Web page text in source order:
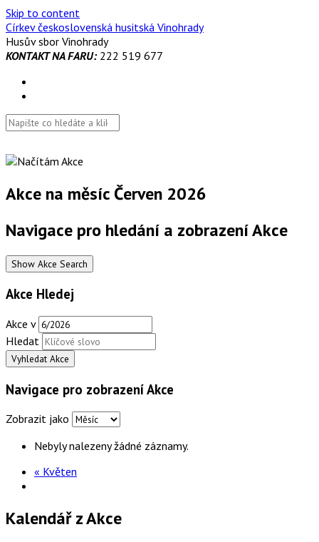
Skip to content
Církev československá husitská Vinohrady
Husův sbor Vinohrady
KONTAKT NA FARU:222 519 677
Akce na měsíc Červen 2026
Navigace pro hledání a zobrazení Akce
Show Akce Search
Akce Hledej
Akce v
Hledat
Navigace pro zobrazení Akce
Zobrazit jako
Nebyly nalezeny žádné záznamy.
« Květen
Kalendář z Akce